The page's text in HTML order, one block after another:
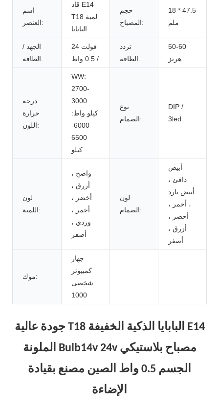
اسم
العنصر:
قاد E14
T18 لمبة
البابايا
حجم
المصباح:
18 * 47.5
ملم
الجهد /
الطاقة:
24 فولت
/ 0.5 واط
تردد
الطاقة:
50-60
هرتز
درجة
حرارة
اللون:
WW:
2700-
3000
كيلو واط:
6000-
6500
كيلو
نوع
الصمام:
DIP /
3led
لون
اللمبة:
واضح ،
أزرق ،
أخضر ،
أحمر ،
وردي ،
أصفر
لون
الصمام:
أبيض
دافئ ،
أبيض بارد
، أحمر ،
أخضر ،
أزرق ،
أصفر
موك:
جهاز
كمبيوتر
شخصى
1000
جودة عالية T18 البابايا الذكية الخفيفة E14
الملونة Bulb14v 24v مصباح بلاستيكي
الجسم 0.5 واط الصين مصنع بقيادة
الإضاءة